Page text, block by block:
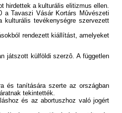
hirdettek a kulturális elitizmus ellen.
a Tavaszi Vásár Kortárs Mûvészeti
tevékenységre szervezett
rendezett kiállítást, amelyeket
játszott külföldi szerzô. A független
és tanítására szerte az országban
tekintették.
és az abortuszhoz való jogért